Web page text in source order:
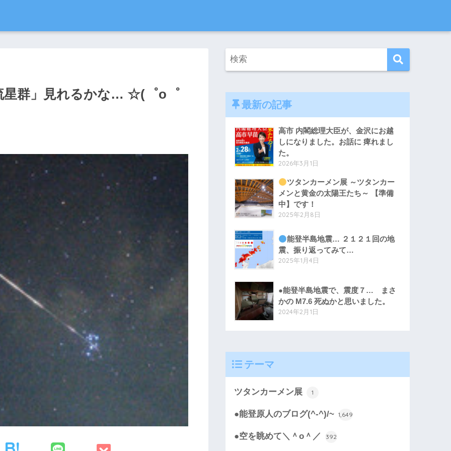
星群」見れるかな… ☆(゜o゜
最新の記事
高市 内閣総理大臣が、金沢にお越
しになりました。お話に 痺れまし
た。
2026年3月1日
ツタンカーメン展 ～ツタンカー
メンと黄金の太陽王たち～ 【準備
中】です！
2025年2月8日
能登半島地震… ２１２１回の地
震、振り返ってみて…
2025年1月4日
●能登半島地震で、震度７… まさ
かの M7.6 死ぬかと思いました。
2024年2月1日
テーマ
ツタンカーメン展 1
●能登原人のブログ(^-^)/~ 1,649
●空を眺めて＼＾o＾／ 392